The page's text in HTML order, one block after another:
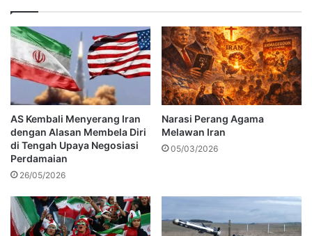
AS Kembali Menyerang Iran
dengan Alasan Membela Diri
di Tengah Upaya Negosiasi
Perdamaian
26/05/2026
Narasi Perang Agama
Melawan Iran
05/03/2026